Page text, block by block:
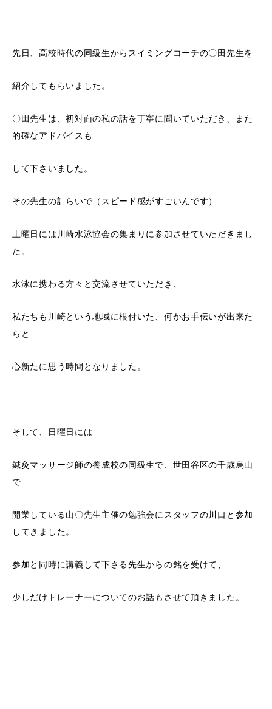
先日、高校時代の同級生からスイミングコーチの〇田先生を
紹介してもらいました。
〇田先生は、初対面の私の話を丁寧に聞いていただき、また
的確なアドバイスも
して下さいました。
その先生の計らいで（スピード感がすごいんです）
土曜日には川崎水泳協会の集まりに参加させていただきまし
た。
水泳に携わる方々と交流させていただき、
私たちも川崎という地域に根付いた、何かお手伝いが出来た
らと
心新たに思う時間となりました。
そして、日曜日には
鍼灸マッサージ師の養成校の同級生で、世田谷区の千歳烏山
で
開業している山〇先生主催の勉強会にスタッフの川口と参加
してきました。
参加と同時に講義して下さる先生からの銘を受けて、
少しだけトレーナーについてのお話もさせて頂きました。